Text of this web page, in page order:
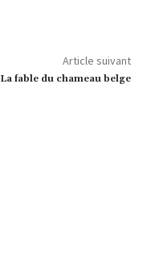
Article suivant
La fable du chameau belge